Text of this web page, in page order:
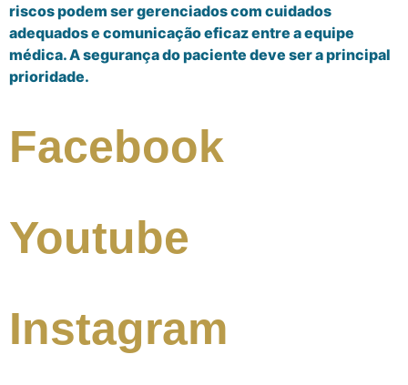
riscos podem ser gerenciados com cuidados
adequados e comunicação eficaz entre a equipe
médica. A segurança do paciente deve ser a principal
prioridade.
Facebook
Youtube
Instagram